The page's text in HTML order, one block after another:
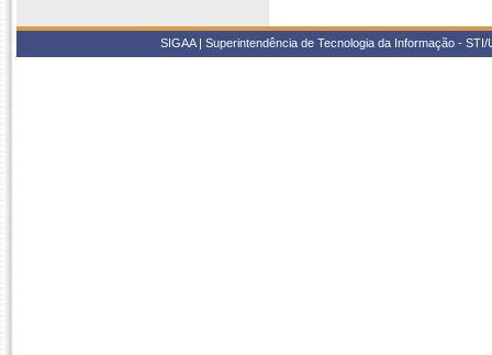
SIGAA | Superintendência de Tecnologia da Informação -